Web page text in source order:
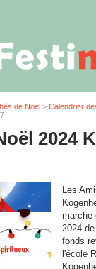
de Noël> Calendrier
2024
Les
marché
2024
fonds
l'école